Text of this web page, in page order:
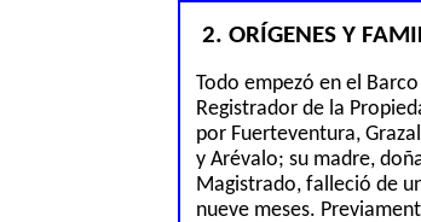
2. ORÍGENES Y
Todo empezó en el
Registrador de la
por Fuerteventura,
y Arévalo; su madre,
Magistrado, falleció de
nueve meses. P